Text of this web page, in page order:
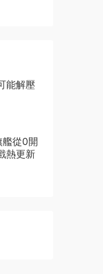
能解壓
艦從0開
熱更新